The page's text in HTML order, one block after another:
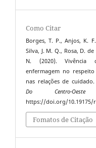
Como Citar
Borges, T. P., Anjos, K.
Silva, J. M. Q., Rosa, D.
N. (2020). Vivência
enfermagem no
nas relações de cuidado.
Do Centro-Oeste
https://doi.org/10.19175/
Fomatos de Citação